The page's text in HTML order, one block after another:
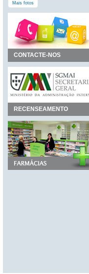
Mais fotos
CONTACTE-NOS
RECENSEAMENTO